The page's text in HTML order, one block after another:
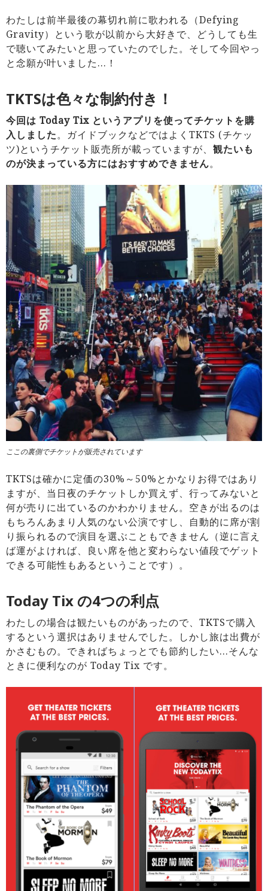
わたしは前半最後の幕切れ前に歌われる（Defying
Gravity）という歌が以前から大好きで、どうしても生
で聴いてみたいと思っていたのでした。そして今回やっ
と念願が叶いました…！
TKTSは色々な制約付き！
今回は Today Tix というアプリを使ってチケットを購
入しました。ガイドブックなどではよくTKTS (チケッ
ツ)というチケット販売所が載っていますが、 観たいも
のが決まっている方にはおすすめできません。
ここの裏側でチケットが販売されています
TKTSは確かに定価の30%～50%とかなりお得ではあり
ますが、当日夜のチケットしか買えず、行ってみないと
何が売りに出ているのかわかりません。空きが出るのは
もちろんあまり人気のない公演ですし、自動的に席が割
り振られるので演目を選ぶこともできません（逆に言え
ば運がよければ、良い席を他と変わらない値段でゲット
できる可能性もあるということです）。
Today Tix の4つの利点
わたしの場合は観たいものがあったので、TKTSで購入
するという選択はありませんでした。しかし旅は出費が
かさむもの。できればちょっとでも節約したい…そんな
ときに便利なのが Today Tix です。